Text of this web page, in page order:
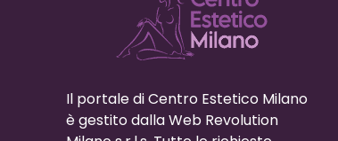
Il portale di Centro Estetico Milano
è gestito dalla Web Revolution